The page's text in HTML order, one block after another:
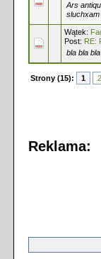
Ars
sluchxam
Wątek:
Post: RE:
bla bla bla
Strony (15): 1 2
Reklama: